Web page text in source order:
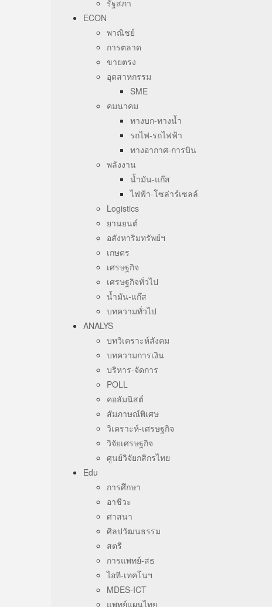
รัฐสภา
ECON
พาณิชย์
การตลาด
ขายตรง
อุตสาหกรรม
SME
คมนาคม
ทางบก-ทางน้ำ
รถไฟ-รถไฟฟ้า
ทางอากาศ-การบิน
พลังงาน
น้ำมัน-แก๊ส
ไฟฟ้า-โซล่าร์เซลล์
Logistics
ยานยนต์
อสังหาริมทรัพย์ฯ
เกษตร
เศรษฐกิจ
เศรษฐกิจทั่วไป
น้ำมัน-แก๊ส
บทความทั่วไป
ANALYS
บทวิเคราะห์สังคม
บทความการเงิน
บริหาร-จัดการ
POLL
คอลัมนิสต์
สัมภาษณ์พิเศษ
วิเคราะห์-เศรษฐกิจ
วิจัยเศรษฐกิจ
ศูนย์วิจัยกสิกรไทย
Edu
การศึกษา
อาชีวะ
ศาสนา
ศิลปวัฒนธรรม
สตรี
การแพทย์-สธ
ไอที-เทคโนฯ
MDES-ICT
แพทย์แผนไทย